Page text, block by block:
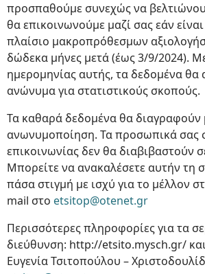
προσπαθούμε συνεχώς να
θα επικοινωνούμε μαζί σας εάν
πλαίσιο μακροπρόθεσμων
δώδεκα μήνες μετά (έως 3/9/2024).
ημερομηνίας αυτής, τα δεδομένα θα
ανώνυμα για στατιστικούς σκοπούς.
Τα καθαρά δεδομένα θα διαγραφούν
ανωνυμοποίηση. Τα προσωπικά σας
επικοινωνίας δεν θα διαβιβαστούν
Μπορείτε να ανακαλέσετε αυτήν τη
πάσα στιγμή με ισχύ για το μέλλον
mail στο etsitop@otenet.gr
Περισσότερες πληροφορίες για τα
διεύθυνση: http://etsito.mysch.gr/
Ευγενία Τσιτοπούλου –